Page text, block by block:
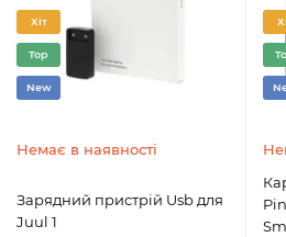
Хіт
Top
New
Немає в наявності
Зарядний пристрій Usb для
Juul 1